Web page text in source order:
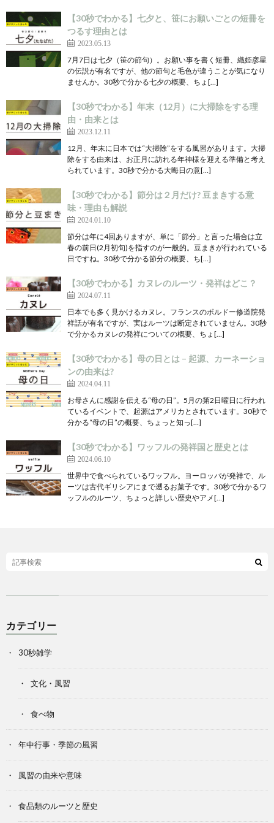
【30秒でわかる】七夕と、笹にお願いごとの短冊を
つるす理由とは
2023.05.13
7月7日は七夕（笹の節句）。お願い事を書く短冊、織姫彦星
の伝説が有名ですが、他の節句と毛色が違うことが気になり
ませんか。30秒で分かる七夕の概要、ちょ[…]
【30秒でわかる】年末（12月）に大掃除をする理
由・由来とは
2023.12.11
12月、年末に日本では“大掃除”をする風習があります。大掃
除をする由来は、お正月に訪れる年神様を迎える準備と考え
られています。30秒で分かる大晦日の意[…]
【30秒でわかる】節分は２月だけ? 豆まきする意
味・理由も解説
2024.01.10
節分は年に4回ありますが、単に「節分」と言った場合は立
春の前日(2月初旬)を指すのが一般的。豆まきが行われている
日ですね。30秒で分かる節分の概要、ち[…]
【30秒でわかる】カヌレのルーツ・発祥はどこ？
2024.07.11
日本でも多く見かけるカヌレ。フランスのボルドー修道院発
祥話が有名ですが、実はルーツは断定されていません。30秒
で分かるカヌレの発祥についての概要、ちょ[…]
【30秒でわかる】母の日とは – 起源、カーネーショ
ンの由来は?
2024.04.11
お母さんに感謝を伝える“母の日”。5月の第2日曜日に行われ
ているイベントで、起源はアメリカとされています。30秒で
分かる“母の日”の概要、ちょっと知っ[…]
【30秒でわかる】ワッフルの発祥国と歴史とは
2024.06.10
世界中で食べられているワッフル。ヨーロッパが発祥で、ル
ーツは古代ギリシアにまで遡るお菓子です。30秒で分かるワ
ッフルのルーツ、ちょっと詳しい歴史やアメ[…]
カテゴリー
30秒雑学
文化・風習
食べ物
年中行事・季節の風習
風習の由来や意味
食品類のルーツと歴史